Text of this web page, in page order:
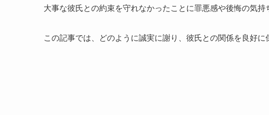
大事な彼氏との約束を守れなかったことに罪悪感や後悔の気持
この記事では、どのように誠実に謝り、彼氏との関係を良好に